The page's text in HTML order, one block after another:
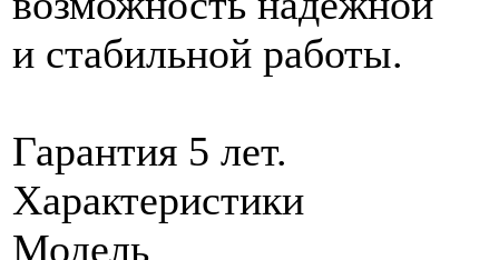
и стабильной работы.
Гарантия 5 лет.
Характеристики
Модель